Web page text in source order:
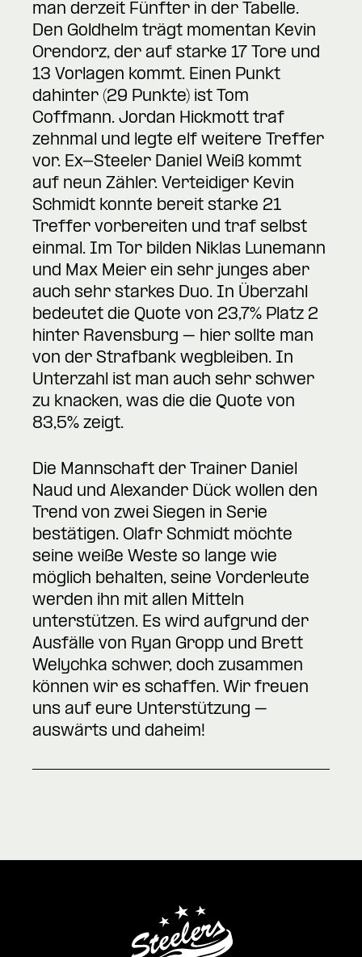
man derzeit Fünfter in der Tabelle.
Den Goldhelm trägt momentan Kevin
Orendorz, der auf starke 17 Tore und
13 Vorlagen kommt. Einen Punkt
dahinter (29 Punkte) ist Tom
Coffmann. Jordan Hickmott traf
zehnmal und legte elf weitere Treffer
vor. Ex-Steeler Daniel Weiß kommt
auf neun Zähler. Verteidiger Kevin
Schmidt konnte bereit starke 21
Treffer vorbereiten und traf selbst
einmal. Im Tor bilden Niklas Lunemann
und Max Meier ein sehr junges aber
auch sehr starkes Duo. In Überzahl
bedeutet die Quote von 23,7% Platz 2
hinter Ravensburg – hier sollte man
von der Strafbank wegbleiben. In
Unterzahl ist man auch sehr schwer
zu knacken, was die die Quote von
83,5% zeigt.
Die Mannschaft der Trainer Daniel
Naud und Alexander Dück wollen den
Trend von zwei Siegen in Serie
bestätigen. Olafr Schmidt möchte
seine weiße Weste so lange wie
möglich behalten, seine Vorderleute
werden ihn mit allen Mitteln
unterstützen. Es wird aufgrund der
Ausfälle von Ryan Gropp und Brett
Welychka schwer, doch zusammen
können wir es schaffen. Wir freuen
uns auf eure Unterstützung –
auswärts und daheim!